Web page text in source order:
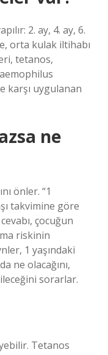
2. ay, 4. ay, 6.
orta kulak iltihabı
tetanos,
karşı uygulanan
ne
önler. “1
takvimine göre
çocuğun
riskinin
1 yaşındaki
ne olacağını,
sorarlar.
Tetanos